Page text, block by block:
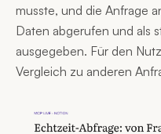
musste, und die Anfrage
Daten abgerufen und als
ausgegeben. Für den
Vergleich zu anderen